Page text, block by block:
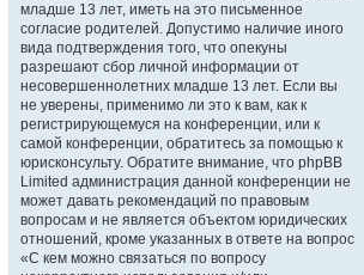
младше 13 лет, иметь на это письменное
согласие родителей. Допустимо наличие иного
вида подтверждения того, что опекуны
разрешают сбор личной информации от
несовершеннолетних младше 13 лет. Если вы
не уверены, применимо ли это к вам, как к
регистрирующемуся на конференции, или к
самой конференции, обратитесь за помощью к
юрисконсульту. Обратите внимание, что phpBB
Limited администрация данной конференции не
может давать рекомендаций по правовым
вопросам и не является объектом юридических
отношений, кроме указанных в ответе на вопрос
«С кем можно связаться по вопросу